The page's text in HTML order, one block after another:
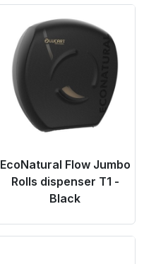
Product Link
EcoNatural Flow Jumbo
Rolls dispenser T1 -
Black